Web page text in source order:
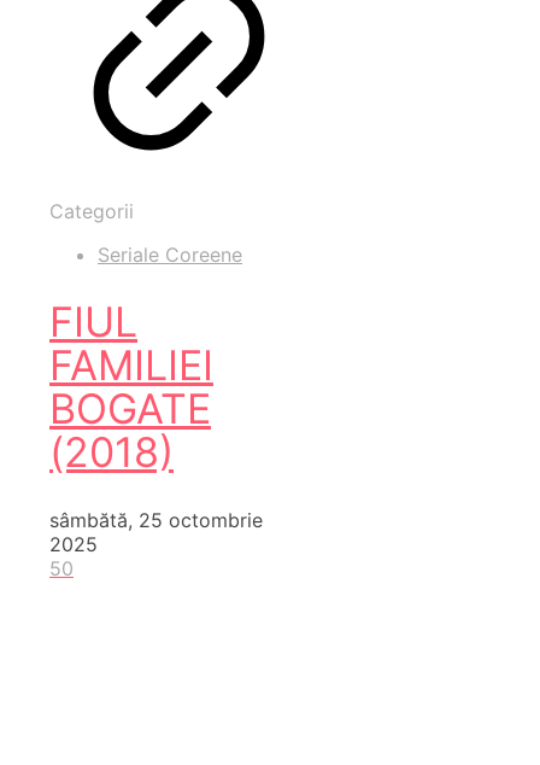
Categorii
Seriale Coreene
FIUL
FAMILIEI
BOGATE
(2018)
sâmbătă, 25 octombrie
2025
50